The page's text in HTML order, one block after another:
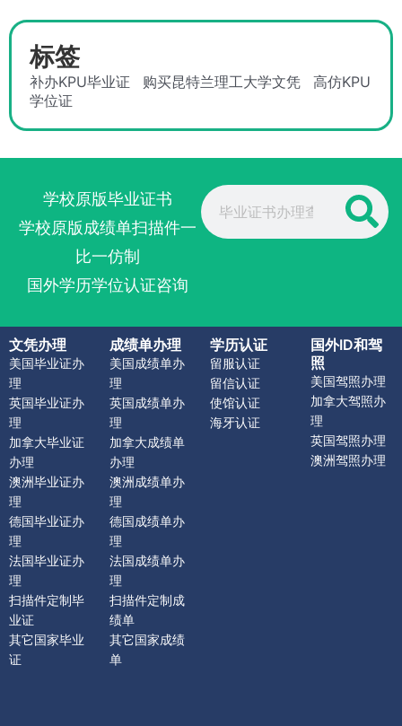
标签
补办KPU毕业证 购买昆特兰理工大学文凭
高仿KPU
学位证
学校原版毕业证书
学校原版成绩单扫描件一
比一仿制
国外学历学位认证咨询
Search
文凭办理
美国毕业证办
理
英国毕业证办
理
加拿大毕业证
办理
澳洲毕业证办
理
德国毕业证办
理
法国毕业证办
理
扫描件定制毕
业证
其它国家毕业
证
成绩单办理
美国成绩单办
理
英国成绩单办
理
加拿大成绩单
办理
澳洲成绩单办
理
德国成绩单办
理
法国成绩单办
理
扫描件定制成
绩单
其它国家成绩
单
学历认证
留服认证
留信认证
使馆认证
海牙认证
国外ID和驾
照
美国驾照办理
加拿大驾照办
理
英国驾照办理
澳洲驾照办理